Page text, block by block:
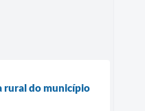
rural do município